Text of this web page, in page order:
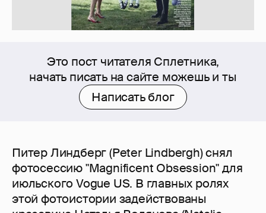
Это пост читателя Сплетника,
начать писать на сайте можешь и ты
Написать блог
Питер Линдберг (Peter Lindbergh) снял
фотосессию "Magnificent Obsession" для
июльского Vogue US. В главных ролях
этой фотоистории задействованы